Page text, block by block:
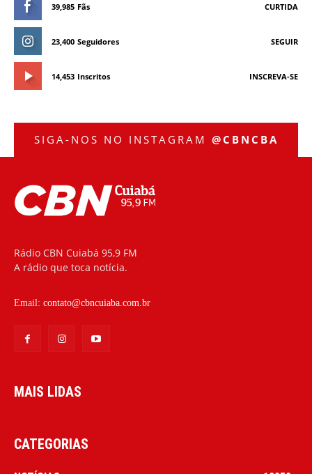
39,985 Fãs CURTIDA
23,400 Seguidores SEGUIR
14,453 Inscritos INSCREVA-SE
SIGA-NOS NO INSTAGRAM @CBNCBA
Rádio CBN Cuiabá 95,9 FM
A rádio que toca notícia.
Email: contato@cbncuiaba.com.br
MAIS LIDAS
CATEGORIAS